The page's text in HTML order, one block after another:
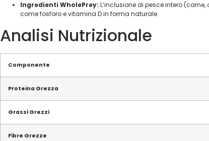
Ingredienti WholePrey: L’inclusione di pesce intero
come fosforo e vitamina D in forma naturale.
Analisi Nutrizionale
Componente
Proteina Grezza
Grassi Grezzi
Fibre Grezze